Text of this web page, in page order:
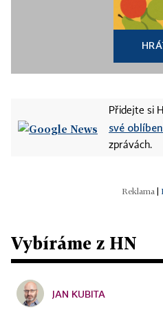
Přidejte si
své
zprávách.
Vybíráme z HN
JAN KUBITA